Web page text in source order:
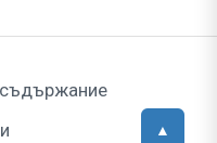
съдържание